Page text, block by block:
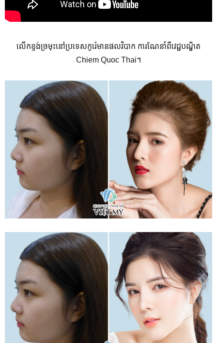
លើកខ្ទង់​ច្រមុះ​នៅ​ប្រទេស​កូរ៉េ​មាន​ផលវិបាក ការណែនាំ​ពី​វេជ្ជបណ្ឌិត
Chiem Quoc Thai។